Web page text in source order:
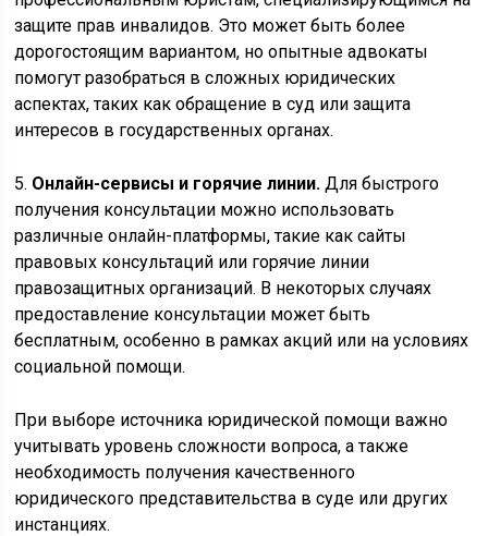
защите прав инвалидов. Это может быть более
дорогостоящим вариантом, но опытные адвокаты
помогут разобраться в сложных юридических
аспектах, таких как обращение в суд или защита
интересов в государственных органах.
5. Онлайн-сервисы и горячие линии. Для быстрого
получения консультации можно использовать
различные онлайн-платформы, такие как сайты
правовых консультаций или горячие линии
правозащитных организаций. В некоторых случаях
предоставление консультации может быть
бесплатным, особенно в рамках акций или на условиях
социальной помощи.
При выборе источника юридической помощи важно
учитывать уровень сложности вопроса, а также
необходимость получения качественного
юридического представительства в суде или других
инстанциях.